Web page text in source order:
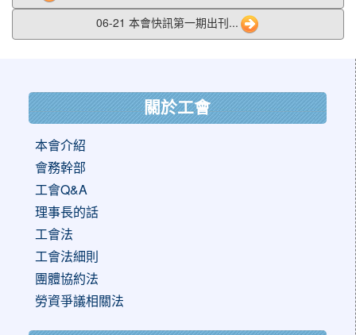
06-21 本會快訊第一期出刊...
關於工會
本會介紹
會務幹部
工會Q&A
理事長的話
工會法
工會法細則
團體協約法
勞資爭議相關法